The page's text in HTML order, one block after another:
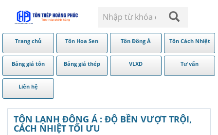
Trang chủ Tôn Hoa Sen Tôn Đông Á Tôn Cách Nhiệt
Bảng giá tôn Bảng giá thép VLXD Tư vấn
Liên hệ
TÔN LẠNH ĐÔNG Á : ĐỘ BỀN VƯỢT TRỘI,
CÁCH NHIỆT TỐI ƯU